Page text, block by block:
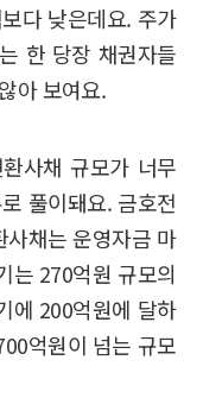
다 낮은데요. 주가
한 당장 채권자들
아 보여요.
사채 규모가 너무
풀이돼요. 금호전
채는 운영자금 마
는 270억원 규모의
에 200억원에 달하
억원이 넘는 규모